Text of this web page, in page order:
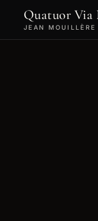
Quatuor Via
JEAN MOUILLÈRE